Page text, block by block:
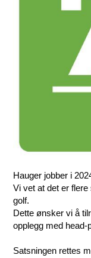
Hauger jobber i
Vi vet at det er
golf.
Dette ønsker vi å
opplegg med head-
Satsningen rettes